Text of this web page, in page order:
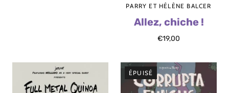
PARRY ET HÉLÈNE BALCER
Allez, chiche !
€19,00
ÉPUISÉ